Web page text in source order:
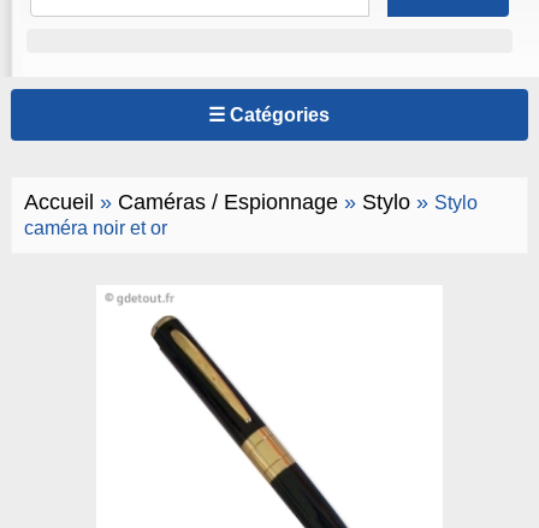
☰ Catégories
Accueil » Caméras / Espionnage» Stylo» Stylo
caméra noir et or